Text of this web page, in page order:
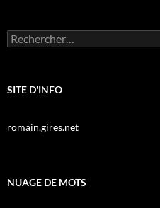
Rechercher :
SITE D'INFO
romain.gires.net
NUAGE DE MOTS